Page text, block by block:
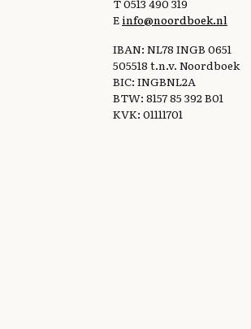
T 0513 490 319
E info@noordboek.nl
IBAN: NL78 INGB 0651
505518 t.n.v. Noordboek
BIC: INGBNL2A
BTW: 8157 85 392 B01
KVK: 01111701